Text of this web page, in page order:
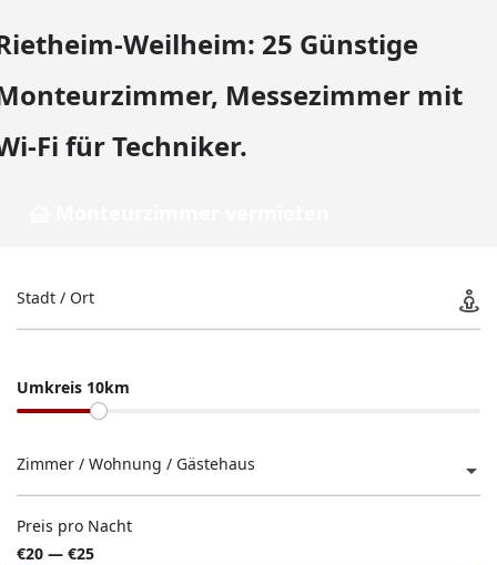
Weilheim: 25 Günstige
Messezimmer mit
Fi für Techniker.
Stadt / Ort
Umkreis 10km
Zimmer / Wohnung / Gästehaus
Preis pro Nacht
€20 — €25